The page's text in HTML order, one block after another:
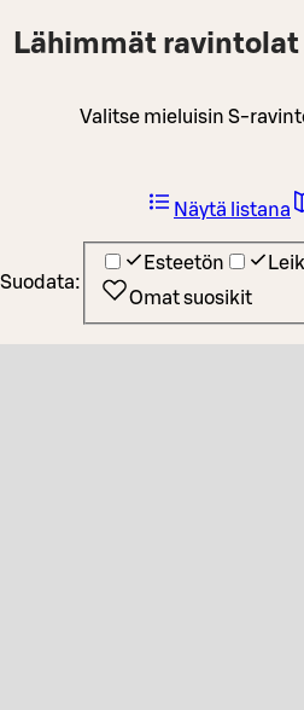
Lähimmät
Valitse mieluisin S-
Suodata:
Esteetön
Omat suosikit
Näytä listana